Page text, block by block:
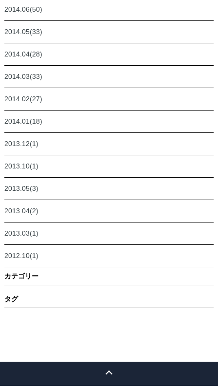
2014.06(50)
2014.05(33)
2014.04(28)
2014.03(33)
2014.02(27)
2014.01(18)
2013.12(1)
2013.10(1)
2013.05(3)
2013.04(2)
2013.03(1)
2012.10(1)
カテゴリー
タグ